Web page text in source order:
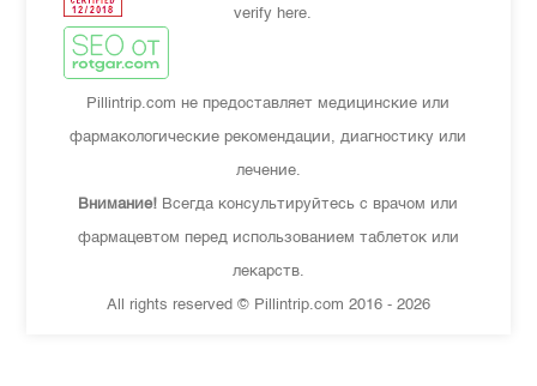
verify here.
Pillintrip.com не предоставляет медицинские или
фармакологические рекомендации, диагностику или
лечение.
Внимание! Всегда консультируйтесь с врачом или
фармацевтом перед использованием таблеток или
лекарств.
All rights reserved © Pillintrip.com 2016 - 2026